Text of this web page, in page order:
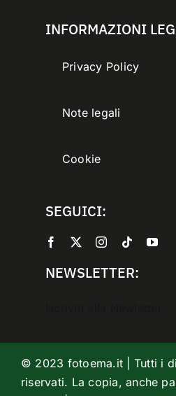
INFORMAZIONI
Privacy Policy
Note legali
Cookie
SEGUICI:
NEWSLETTER:
© 2023 fotoema.it | Tutti i
riservati. La copia, anche